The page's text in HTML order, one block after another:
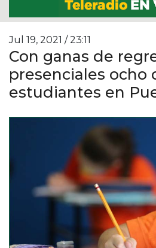
Jul 19, 2021 / 23:11
Con ganas de
presenciales ocho
estudiantes en